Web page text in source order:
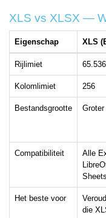
XLS vs XLSX —
Eigenschap XLS
Rijlimiet 65.536
Kolomlimiet 256
Bestandsgrootte
Compatibiliteit
Alle
Sheets
Het beste voor
die